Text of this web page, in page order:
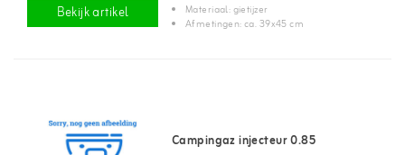
Bekijk artikel
Materiaal: gietijzer
Afmetingen: ca. 39x45 cm
Campingaz injecteur 0.85